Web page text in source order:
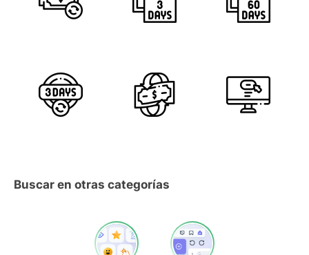
Buscar en otras categorías